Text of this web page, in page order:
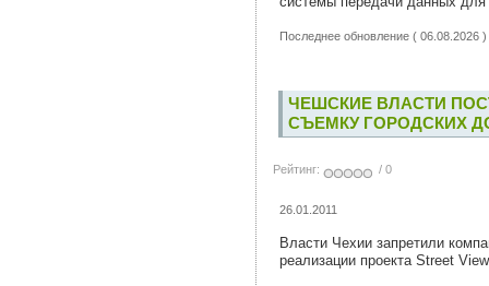
Последнее обновление ( 06.08.2026 )
ЧЕШСКИЕ ВЛАСТИ
СЪЕМКУ ГОРОДСКИХ
Рейтинг: / 0
26.01.2011
Власти Чехии запретили
реализации проекта Street